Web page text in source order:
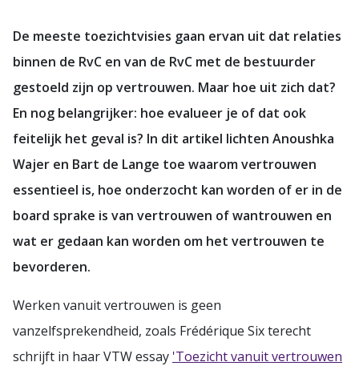
De meeste toezichtvisies gaan ervan uit dat relaties
binnen de RvC en van de RvC met de bestuurder
gestoeld zijn op vertrouwen. Maar hoe uit zich dat?
En nog belangrijker: hoe evalueer je of dat ook
feitelijk het geval is? In dit artikel lichten Anoushka
Wajer en Bart de Lange toe waarom vertrouwen
essentieel is, hoe onderzocht kan worden of er in de
board sprake is van vertrouwen of wantrouwen en
wat er gedaan kan worden om het vertrouwen te
bevorderen.
Werken vanuit vertrouwen is geen
vanzelfsprekendheid, zoals Frédérique Six terecht
schrijft in haar VTW essay 'Toezicht vanuit vertrouwen